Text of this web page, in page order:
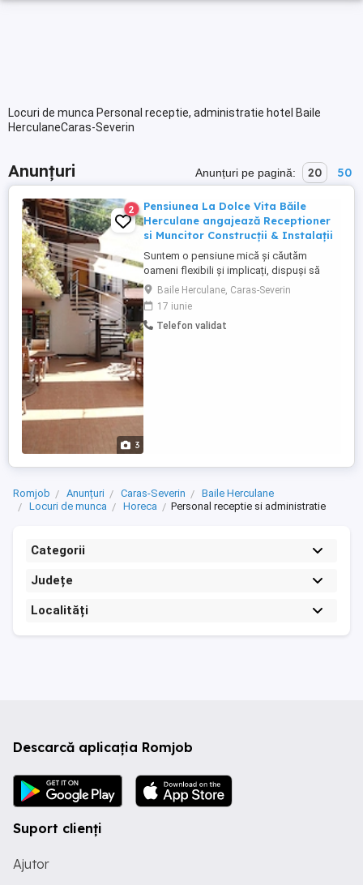
Locuri de munca Personal receptie, administratie hotel Baile
HerculaneCaras-Severin
Anunțuri Anunțuri pe pagină: 20 50
3
2
Pensiunea La Dolce Vita Băile
Herculane angajează Receptioner
si Muncitor Construcții & Instalații
Suntem o pensiune mică și căutăm
oameni flexibili și implicați, dispuși să
pună mâna la mai multe tipuri de activități
după nevoie. Recepționer Cameristă:
Primire oaspeți, rezervări, curățenie și
îngrijire camere Muncitor Construcții &
Baile Herculane, Caras-Severin
17 iunie
Telefon validat
Romjob Anunțuri Caras-Severin
Baile Herculane
Locuri de munca
Horeca Personal receptie si administratie
Categorii
Județe
Localități
Descarcă aplicația Romjob
Suport clienți
Ajutor